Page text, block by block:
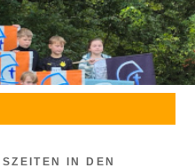
IN DEN